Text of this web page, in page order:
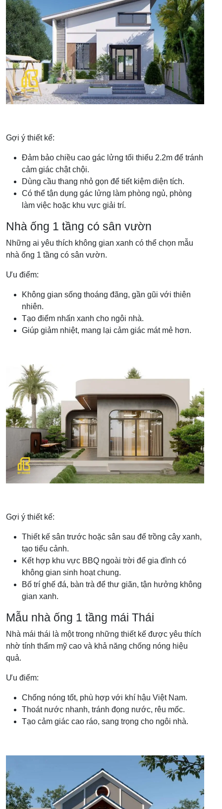
Gợi ý thiết kế:
Đảm bảo chiều cao gác lửng tối thiểu 2.2m để tránh
cảm giác chật chội.
Dùng cầu thang nhỏ gọn để tiết kiệm diện tích.
Có thể tận dụng gác lửng làm phòng ngủ, phòng
làm việc hoặc khu vực giải trí.
Nhà ống 1 tầng có sân vườn
Những ai yêu thích không gian xanh có thể chọn mẫu
nhà ống 1 tầng có sân vườn.
Ưu điểm:
Không gian sống thoáng đãng, gần gũi với thiên
nhiên.
Tạo điểm nhấn xanh cho ngôi nhà.
Giúp giảm nhiệt, mang lại cảm giác mát mẻ hơn.
Gợi ý thiết kế:
Thiết kế sân trước hoặc sân sau để trồng cây xanh,
tạo tiểu cảnh.
Kết hợp khu vực BBQ ngoài trời để gia đình có
không gian sinh hoạt chung.
Bố trí ghế đá, bàn trà để thư giãn, tận hưởng không
gian xanh.
Mẫu nhà ống 1 tầng mái Thái
Nhà mái thái là một trong những thiết kế được yêu thích
nhờ tính thẩm mỹ cao và khả năng chống nóng hiệu
quả.
Ưu điểm:
Chống nóng tốt, phù hợp với khí hậu Việt Nam.
Thoát nước nhanh, tránh đọng nước, rêu mốc.
Tạo cảm giác cao ráo, sang trọng cho ngôi nhà.